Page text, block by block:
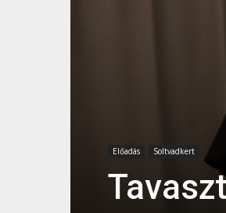
Előadás Soltvadkert